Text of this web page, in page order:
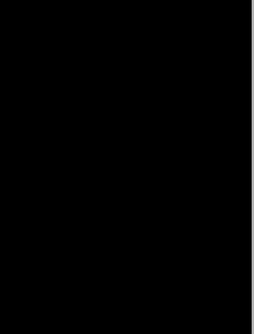
poco embriagado de su
fondo, es una pieza de
de una
realmente medular.